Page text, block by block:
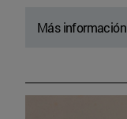
Más información